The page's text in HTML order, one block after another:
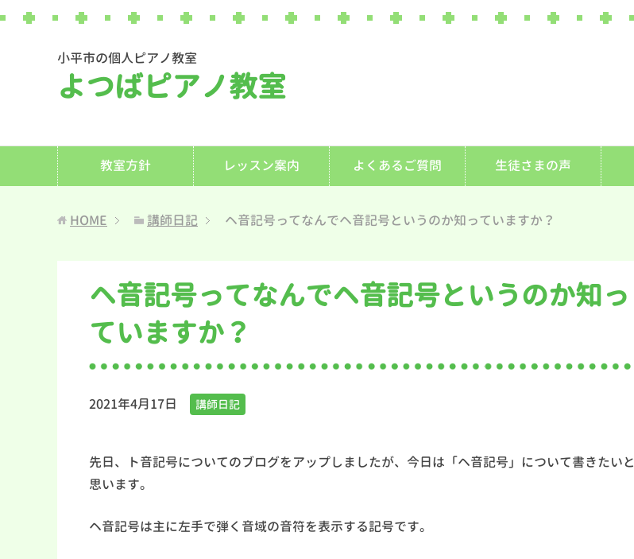
小平市の個人ピアノ教室
よつばピアノ教室
教室方針 レッスン案内 よくあるご質問 生徒さまの声
HOME 講師日記 ヘ音記号ってなんでヘ音記号というのか知っていますか？
ヘ音記号ってなんでヘ音記号というのか知っ
ていますか？
2021年4月17日 講師日記
先日、ト音記号についてのブログをアップしましたが、今日は「ヘ音記号」について書きたいと
思います。
ヘ音記号は主に左手で弾く音域の音符を表示する記号です。